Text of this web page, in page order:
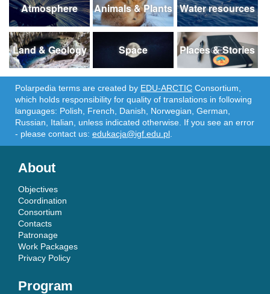
Atmosphere Animals & Plants Water resources
Land & Geology Space Places & Stories
Polarpedia terms are created by EDU-ARCTIC Consortium,
which holds responsibility for quality of translations in following
languages: Polish, French, Danish, Norwegian, German,
Russian, Italian, unless indicated otherwise. If you see an error
- please contact us: edukacja@igf.edu.pl
About
Objectives
Coordination
Consortium
Contacts
Patronage
Work Packages
Privacy Policy
Program